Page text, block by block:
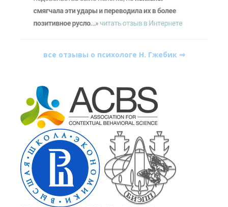
все отзывы о психологе Н. Гжебик ⇒